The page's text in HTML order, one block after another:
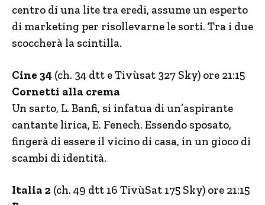
centro di una lite tra eredi, assume un esperto
di marketing per risollevarne le sorti. Tra i due
scoccherà la scintilla.
Cine 34 (ch. 34 dtt e Tivùsat 327 Sky) ore 21:15
Cornetti alla crema
Un sarto, L. Banfi, si infatua di un’aspirante
cantante lirica, E. Fenech. Essendo sposato,
fingerà di essere il vicino di casa, in un gioco di
scambi di identità.
Italia 2 (ch. 49 dtt 16 TivùSat 175 Sky) ore 21:15